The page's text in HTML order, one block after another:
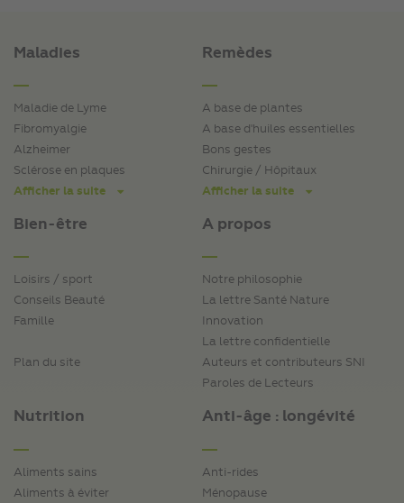
Maladies
Maladie de Lyme
Fibromyalgie
Alzheimer
Sclérose en plaques
Afficher la suite
Bien-être
Loisirs / sport
Conseils Beauté
Famille
Plan du site
Remèdes
A base de plantes
A base d'huiles essentielles
Bons gestes
Chirurgie / Hôpitaux
Afficher la suite
A propos
Notre philosophie
La lettre Santé Nature
Innovation
La lettre confidentielle
Auteurs et contributeurs SNI
Paroles de Lecteurs
Nutrition
Aliments sains
Aliments à éviter
Anti-âge : longévité
Anti-rides
Ménopause